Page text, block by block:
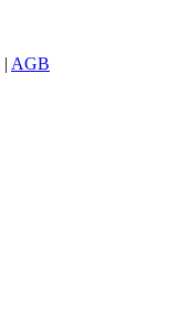
| AGB